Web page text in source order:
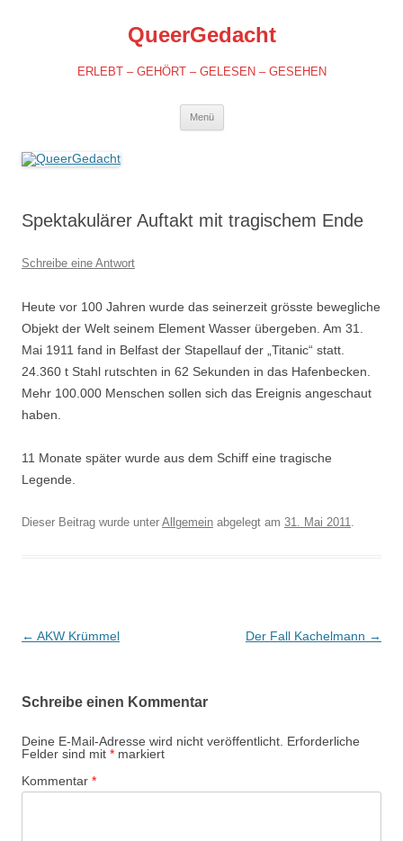
QueerGedacht
ERLEBT – GEHÖRT – GELESEN – GESEHEN
Menü
Spektakulärer Auftakt mit tragischem Ende
Schreibe eine Antwort
Heute vor 100 Jahren wurde das seinerzeit grösste bewegliche
Objekt der Welt seinem Element Wasser übergeben. Am 31.
Mai 1911 fand in Belfast der Stapellauf der „Titanic“ statt.
24.360 t Stahl rutschten in 62 Sekunden in das Hafenbecken.
Mehr 100.000 Menschen sollen sich das Ereignis angeschaut
haben.
11 Monate später wurde aus dem Schiff eine tragische
Legende.
Dieser Beitrag wurde unter Allgemein abgelegt am 31. Mai 2011.
Beitrags-
← AKW Krümmel Der Fall Kachelmann →
Schreibe einen Kommentar
Deine E-Mail-Adresse wird nicht veröffentlicht. Erforderliche
Felder sind mit * markiert
Kommentar *